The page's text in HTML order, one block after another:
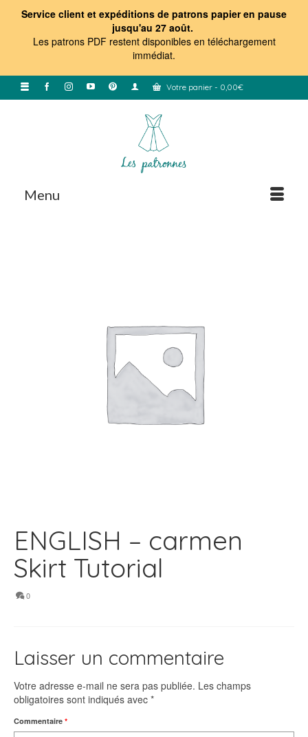
Service client et expéditions de patrons papier en pause
jusqu'au 27 août.
Les patrons PDF restent disponibles en téléchargement
immédiat.
Votre panier - 0,00€
Menu
ENGLISH – carmen
Skirt Tutorial
0
Laisser un commentaire
Votre adresse e-mail ne sera pas publiée. Les champs
obligatoires sont indiqués avec *
Commentaire *